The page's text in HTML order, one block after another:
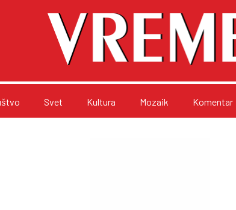
Svet Kultura Mozaik Komentar